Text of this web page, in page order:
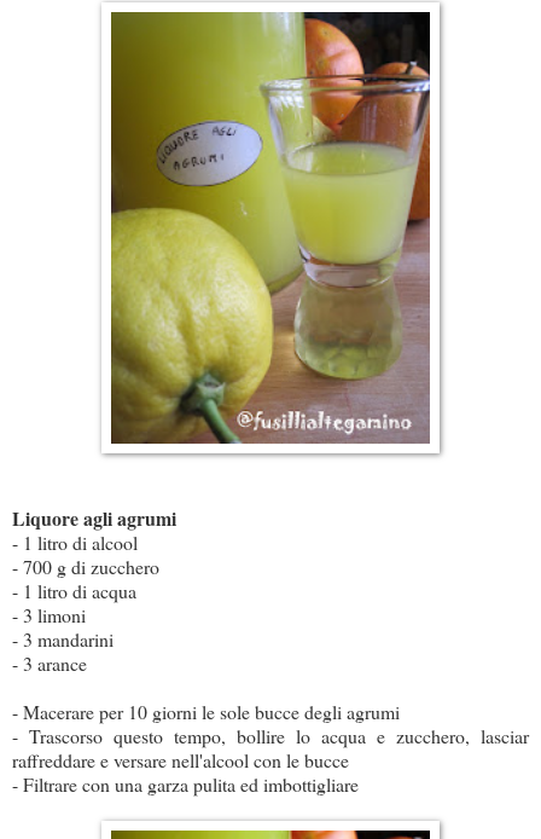
Liquore agli agrumi
- 1 litro di alcool
- 700 g di zucchero
- 1 litro di acqua
- 3 limoni
- 3 mandarini
- 3 arance
- Macerare per 10 giorni le sole bucce degli agrumi
- Trascorso questo tempo, bollire lo acqua e zucchero, lasciar
raffreddare e versare nell'alcool con le bucce
- Filtrare con una garza pulita ed imbottigliare